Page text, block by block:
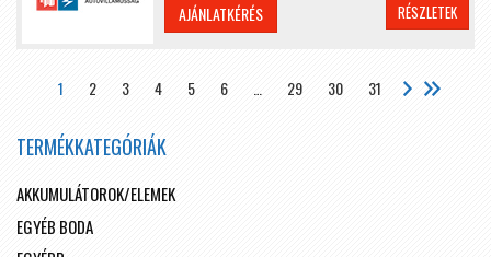
AJÁNLATKÉRÉS RÉSZLETEK
1 2 3 4 5 6 … 29 30 31
TERMÉKKATEGÓRIÁK
AKKUMULÁTOROK/ELEMEK
EGYÉB BODA